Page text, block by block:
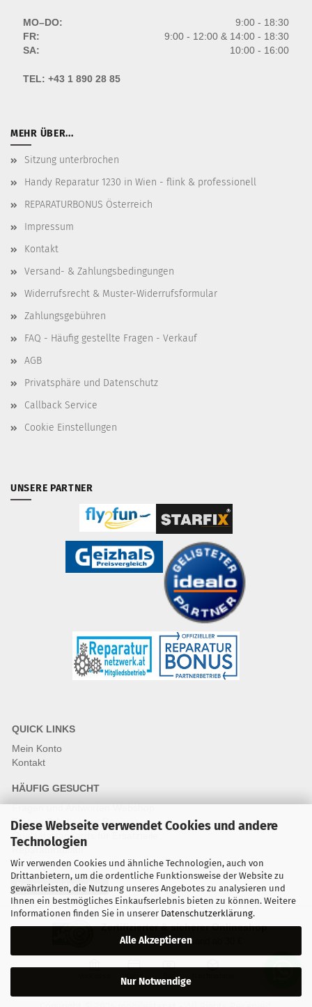
Diese Webseite verwendet Cookies und andere
Technologien
Wir verwenden Cookies und ähnliche Technologien, auch von
Drittanbietern, um die ordentliche Funktionsweise der Website zu
gewährleisten, die Nutzung unseres Angebotes zu analysieren und
Ihnen ein bestmögliches Einkaufserlebnis bieten zu können. Weitere
Informationen finden Sie in unserer Datenschutzerklärung.
Alle Akzeptieren
Nur Notwendige
MO–DO:
9:00 - 18:30
FR:
9:00 - 12:00 & 14:00 - 18:30
SA:
10:00 - 16:00
TEL: +43 1 890 28 85
MEHR ÜBER...
Sitzung unterbrochen
Handy Reparatur 1230 in Wien - flink & professionell
REPARATURBONUS Österreich
Impressum
Kontakt
Versand- & Zahlungsbedingungen
Widerrufsrecht & Muster-Widerrufsformular
Zahlungsgebühren
FAQ - Häufig gestellte Fragen - Verkauf
AGB
Privatsphäre und Datenschutz
Callback Service
Cookie Einstellungen
UNSERE PARTNER
QUICK LINKS
Mein Konto
Kontakt
HÄUFIG GESUCHT
Fragen und Antworten Webshop
Fragen & Antworten Reparatur
Qualitätsstandards für Ersatzteile
Reparaturablauf
Vertrag widerrufen
Zertifizierter & sicherer Onlineshop
Kostenloser Versand ab 30 €